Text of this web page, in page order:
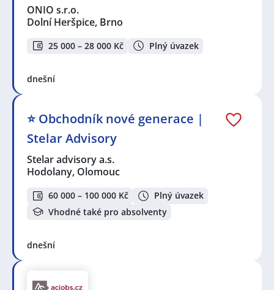
ONIO s.r.o.
Dolní Heršpice, Brno
25 000 – 28 000 Kč Plný úvazek
dnešní
⭐️ Obchodník nové generace |
Stelar Advisory
Stelar advisory a.s.
Hodolany, Olomouc
60 000 – 100 000 Kč
Plný úvazek
Vhodné také pro absolventy
dnešní